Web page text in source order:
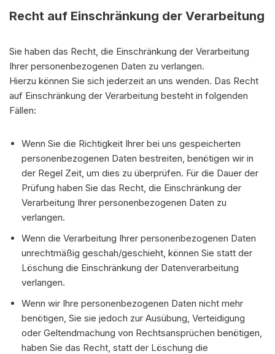
Recht auf Einschränkung der Verarbeitung
Sie haben das Recht, die Einschränkung der Verarbeitung
Ihrer personenbezogenen Daten zu verlangen.
Hierzu können Sie sich jederzeit an uns wenden. Das Recht
auf Einschränkung der Verarbeitung besteht in folgenden
Fällen:
Wenn Sie die Richtigkeit Ihrer bei uns gespeicherten
personenbezogenen Daten bestreiten, benötigen wir in
der Regel Zeit, um dies zu überprüfen. Für die Dauer der
Prüfung haben Sie das Recht, die Einschränkung der
Verarbeitung Ihrer personenbezogenen Daten zu
verlangen.
Wenn die Verarbeitung Ihrer personenbezogenen Daten
unrechtmäßig geschah/geschieht, können Sie statt der
Löschung die Einschränkung der Datenverarbeitung
verlangen.
Wenn wir Ihre personenbezogenen Daten nicht mehr
benötigen, Sie sie jedoch zur Ausübung, Verteidigung
oder Geltendmachung von Rechtsansprüchen benötigen,
haben Sie das Recht, statt der Löschung die